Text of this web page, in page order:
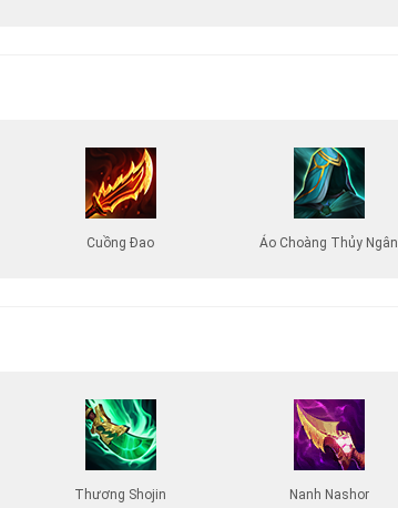
Cuồng Đao Áo Choàng Thủy Ngân
Thương Shojin Nanh Nashor